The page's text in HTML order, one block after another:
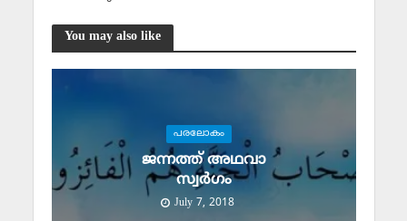
You may also like
പരലോകം
ജന്നത്ത് അഥവാ
സ്വര്‍ഗം
July 7, 2018